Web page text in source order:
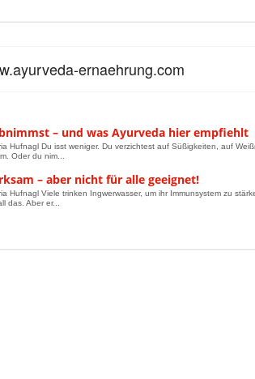
ernaehrung.com
– und was Ayurveda hier empfiehlt
Hufnagl Du isst weniger. Du verzichtest auf Süßigkeiten, auf
Oder du nim...
– aber nicht für alle geeignet!
Hufnagl Viele trinken Ingwerwasser, um ihr Immunsystem zu
das. Aber er...